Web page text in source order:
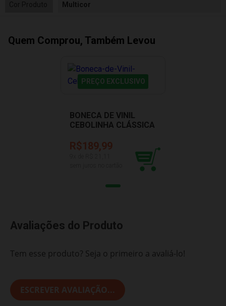
Multicor
Quem Comprou, Também Levou
PREÇO EXCLUSIVO
BONECA DE VINIL
CEBOLINHA CLÁSSICA
1026
R$189,99
Avaliações do Produto
Tem esse produto? Seja o primeiro a avaliá-lo!
ESCREVER AVALIAÇÃO...